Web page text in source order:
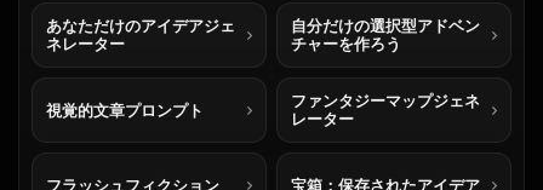
あなただけのアイデアジェ
ネレーター
自分だけの選択型アドベン
チャーを作ろう
視覚的文章プロンプト
ファンタジーマップジェネ
レーター
フラッシュフィクション 宝箱：保存されたアイデア